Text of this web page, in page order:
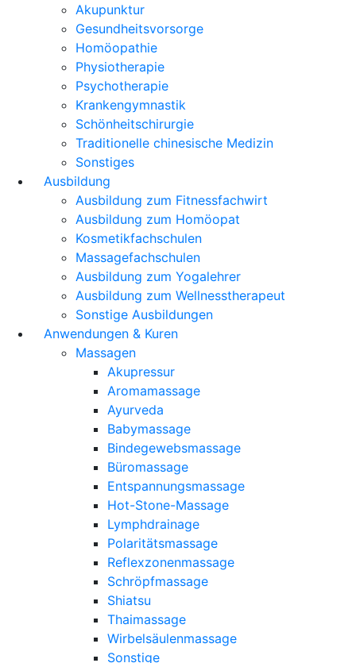
Akupunktur
Gesundheitsvorsorge
Homöopathie
Physiotherapie
Psychotherapie
Krankengymnastik
Schönheitschirurgie
Traditionelle chinesische Medizin
Sonstiges
Ausbildung
Ausbildung zum Fitnessfachwirt
Ausbildung zum Homöopat
Kosmetikfachschulen
Massagefachschulen
Ausbildung zum Yogalehrer
Ausbildung zum Wellnesstherapeut
Sonstige Ausbildungen
Anwendungen & Kuren
Massagen
Akupressur
Aromamassage
Ayurveda
Babymassage
Bindegewebsmassage
Büromassage
Entspannungsmassage
Hot-Stone-Massage
Lymphdrainage
Polaritätsmassage
Reflexzonenmassage
Schröpfmassage
Shiatsu
Thaimassage
Wirbelsäulenmassage
Sonstige